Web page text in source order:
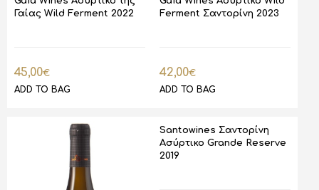
Γαίας Wild Ferment 2022
45,00€
ADD TO BAG
Ferment Σαντορίνη 2023
42,00€
ADD TO BAG
Santowines Σαντορίνη
Ασύρτικο Grande Reserve
2019